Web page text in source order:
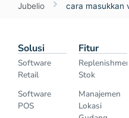
Jubelio cara masukkan
Solusi
Software
Retail
Software
POS
Fitur
Replenishment
Stok
Manajemen
Lokasi